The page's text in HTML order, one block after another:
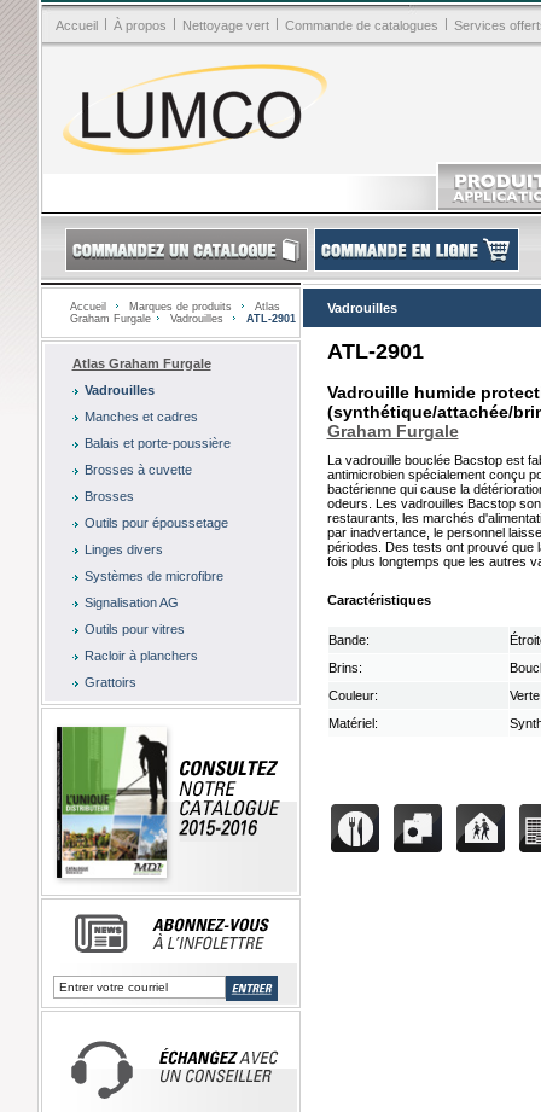
Accueil | À propos | Nettoyage vert | Commande de catalogues | Services
Accueil Marques de produits
Atlas
Graham Furgale
Vadrouilles ATL-2901
Atlas Graham Furgale
Vadrouilles
Manches et cadres
Balais et porte-poussière
Brosses à cuvette
Brosses
Outils pour époussetage
Linges divers
Systèmes de microfibre
Signalisation AG
Outils pour vitres
Racloir à planchers
Grattoirs
Vadrouilles
ATL-2901
Vadrouille humide
(synthétique/attachée/
Graham Furgale
La vadrouille bouclée Bacstop est
antimicrobien spécialement conçu
bactérienne qui cause la
odeurs. Les vadrouilles Bacstop
restaurants, les marchés
par inadvertance, le personnel
périodes. Des tests ont prouvé que
fois plus longtemps que les autres
Caractéristiques
Bande:
Brins:
Couleur:
Verte
Matériel: